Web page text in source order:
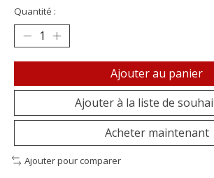
Quantité :
Ajouter au panier
Ajouter à la liste de
Acheter maintenant
Ajouter pour comparer